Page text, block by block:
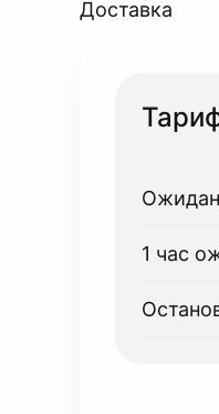
Доставка
1 час